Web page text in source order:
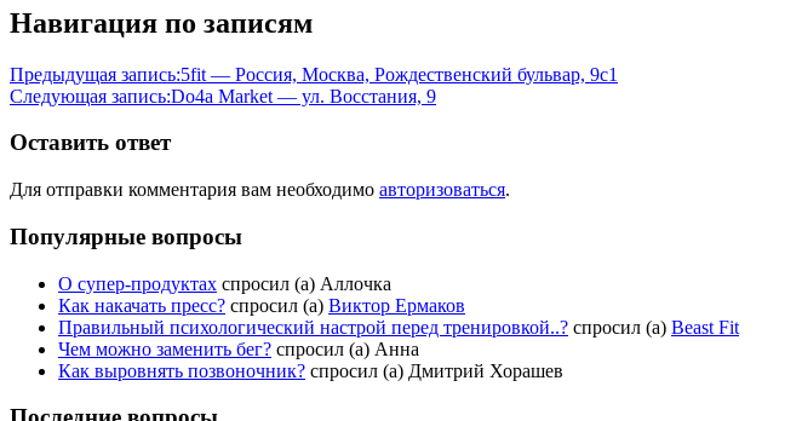
Навигация по записям
Предыдущая запись:5fit — Россия, Москва, Рождественский бульвар, 9с1
Следующая запись:Do4a Market — ул. Восстания, 9
Оставить ответ
Для отправки комментария вам необходимо авторизоваться.
Популярные вопросы
О супер-продуктах спросил (а) Аллочка
Как накачать пресс? спросил (а) Виктор Ермаков
Правильный психологический настрой перед тренировкой..? спросил (а) Beast Fit
Чем можно заменить бег? спросил (а) Анна
Как выровнять позвоночник? спросил (а) Дмитрий Хорашев